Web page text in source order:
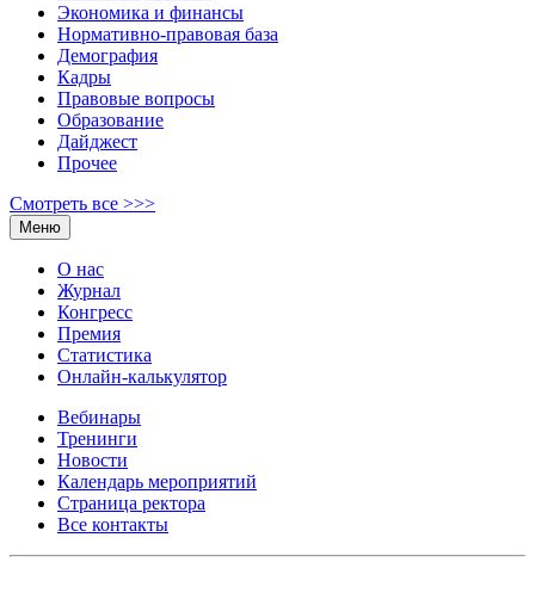
Экономика и финансы
Нормативно-правовая база
Демография
Кадры
Правовые вопросы
Образование
Дайджест
Прочее
Смотреть все >>>
Меню
О нас
Журнал
Конгресс
Премия
Статистика
Онлайн-калькулятор
Вебинары
Тренинги
Новости
Календарь мероприятий
Страница ректора
Все контакты